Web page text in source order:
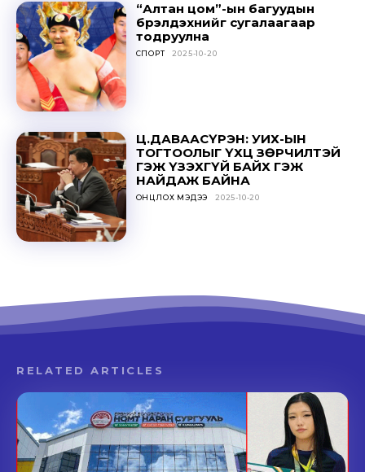
“Алтан цом”-ын багуудын
бүрэлдэхүүнийг сугалаагаар
тодруулна
СПОРТ 2025-10-20
Ц.ДАВААСҮРЭН: УИХ-ЫН
ТОГТООЛЫГ ҮХЦ ЗӨРЧИЛТЭЙ
ГЭЖ ҮЗЭХГҮЙ БАЙХ ГЭЖ
НАЙДАЖ БАЙНА
ОНЦЛОХ МЭДЭЭ 2025-10-20
RELATED ARTICLES